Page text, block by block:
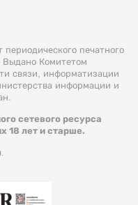
периодического печатного
Выдано Комитетом
связи, информатизации
информации и
сетевого ресурса
18 лет и старше.